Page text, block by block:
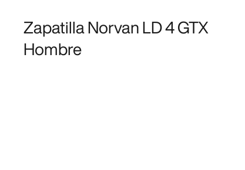
Zapatilla Norvan LD 4 GTX
Hombre